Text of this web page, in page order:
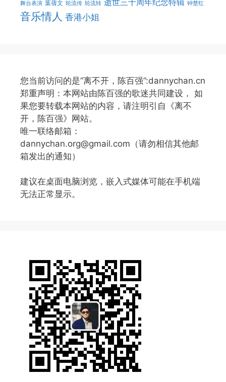
舞台表演 葉蒨文 轮流传 轮流转 钟楚红
音乐情人 香港小姐
您当前访问的是“离不开，陈百强”:dannychan.cn
郑重声明：本网站由陈百强的歌迷共同建设， 如
果您要转载本网站的内容，请注明引自《离不
开，陈百强》网站。
唯一联络邮箱：
dannychan.org@gmail.com（请勿相信其他邮
箱发出的通知）
建议在桌面电脑浏览，嵌入式媒体可能在手机端
无法正常显示。